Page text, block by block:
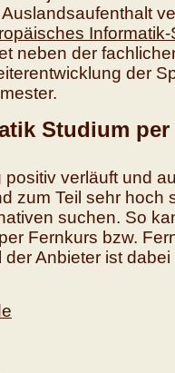
neben der
der
Studium per
verläuft und
zum Teil sehr hoch
suchen. So
Fernkurs bzw.
Anbieter ist